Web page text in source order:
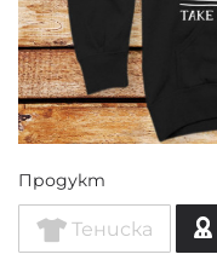
Продукт
Тениска